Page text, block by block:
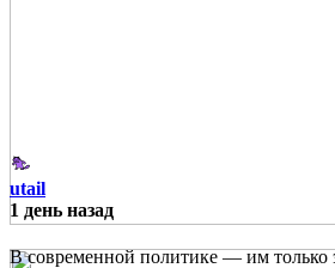
utail
1 день назад
В современной политике — им только